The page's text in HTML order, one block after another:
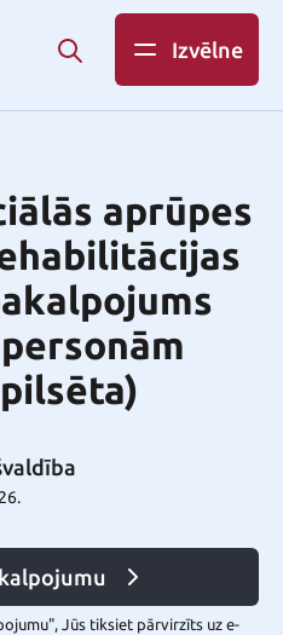
Izvēlne
aprūpes
Jūs tiksiet pārvirzīts uz e-